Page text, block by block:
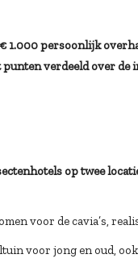
€ 1.000 persoonlijk
verdeeld over de
op twee
voor de cavia’s,
voor jong en oud,